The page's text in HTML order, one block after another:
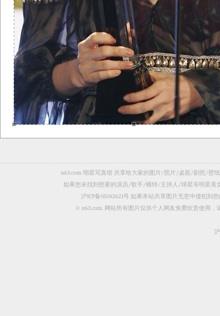
n63.com 明星写真馆 共享给大家的图片/照片/桌面/剧照/壁
如果您未找到想要的演员/歌手/模特/主持人/球星等明星美
沪ICP备05042621号 如果本站共享图片无意中侵犯到
© n63.com. 网站所有图片仅供个人网友免费欣赏使用